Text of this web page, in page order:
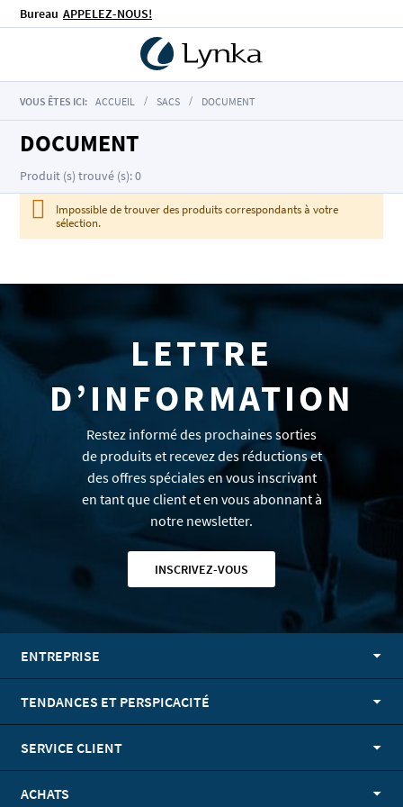
Bureau APPELEZ-NOUS!
VOUS ÊTES ICI: ACCUEIL SACS DOCUMENT
DOCUMENT
Produit (s) trouvé (s): 0
Impossible de trouver des produits correspondants à votre
sélection.
LETTRE
D’INFORMATION
Restez informé des prochaines sorties
de produits et recevez des réductions et
des offres spéciales en vous inscrivant
en tant que client et en vous abonnant à
notre newsletter.
INSCRIVEZ-VOUS
ENTREPRISE
TENDANCES ET PERSPICACITÉ
SERVICE CLIENT
ACHATS